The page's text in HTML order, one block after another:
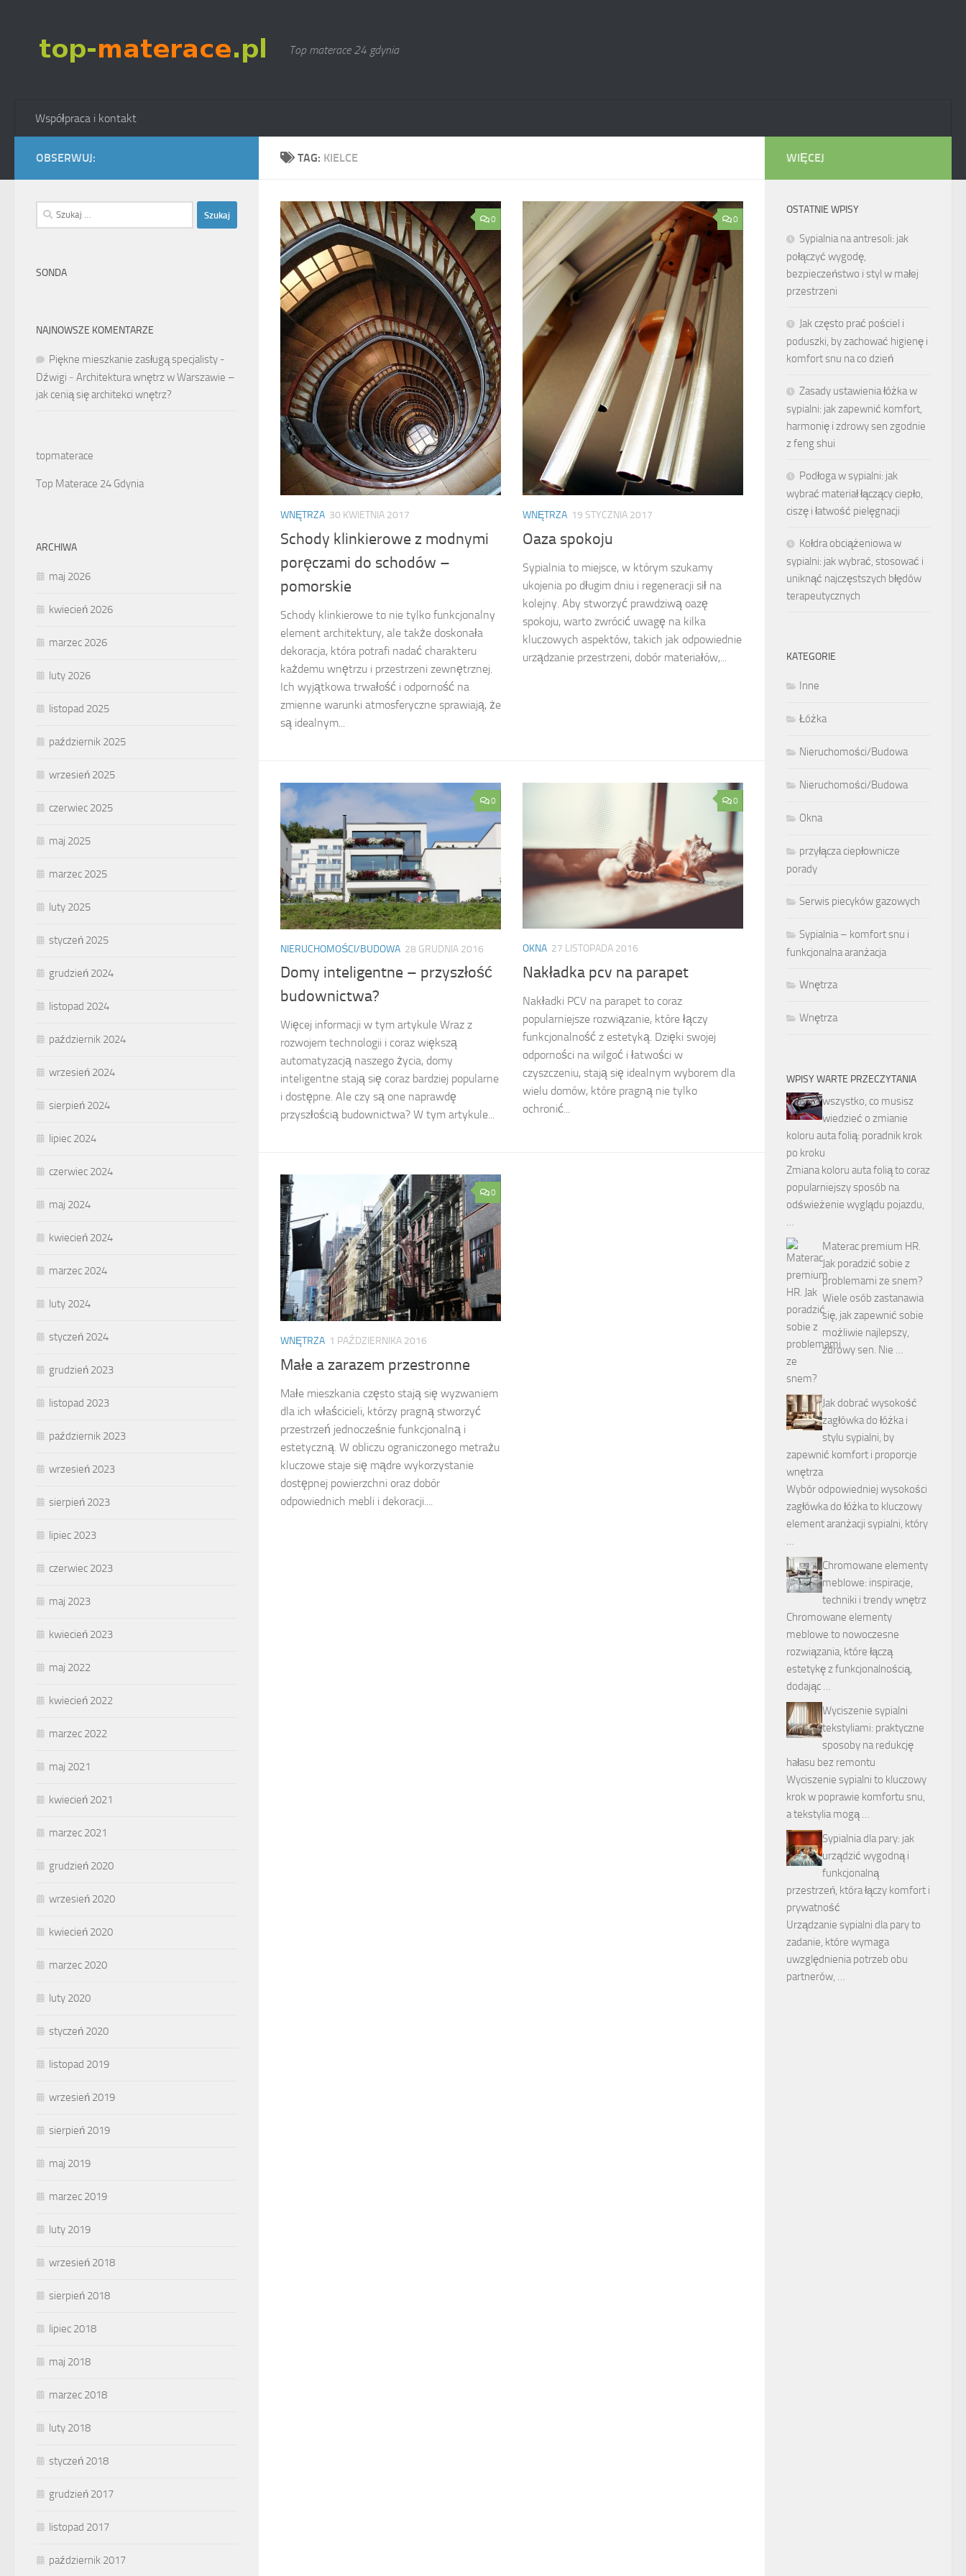
Top materace 24 gdynia
Współpraca i kontakt
TAG: KIELCE
0
WNĘTRZA 30 KWIETNIA 2017
Schody klinkierowe z modnymi
poręczami do schodów –
pomorskie
Schody klinkierowe to nie tylko funkcjonalny
element architektury, ale także doskonała
dekoracja, która potrafi nadać charakteru
każdemu wnętrzu i przestrzeni zewnętrznej.
Ich wyjątkowa trwałość i odporność na
zmienne warunki atmosferyczne sprawiają, że
są idealnym...
0
WNĘTRZA 19 STYCZNIA 2017
Oaza spokoju
Sypialnia to miejsce, w którym szukamy
ukojenia po długim dniu i regeneracji sił na
kolejny. Aby stworzyć prawdziwą oazę
spokoju, warto zwrócić uwagę na kilka
kluczowych aspektów, takich jak odpowiednie
urządzanie przestrzeni, dobór materiałów,...
0
NIERUCHOMOŚCI/BUDOWA 28 GRUDNIA 2016
Domy inteligentne – przyszłość
budownictwa?
Więcej informacji w tym artykule Wraz z
rozwojem technologii i coraz większą
automatyzacją naszego życia, domy
inteligentne stają się coraz bardziej popularne
i dostępne. Ale czy są one naprawdę
przyszłością budownictwa? W tym artykule...
0
OKNA 27 LISTOPADA 2016
Nakładka pcv na parapet
Nakładki PCV na parapet to coraz
popularniejsze rozwiązanie, które łączy
funkcjonalność z estetyką. Dzięki swojej
odporności na wilgoć i łatwości w
czyszczeniu, stają się idealnym wyborem dla
wielu domów, które pragną nie tylko
ochronić...
0
WNĘTRZA 1 PAŹDZIERNIKA 2016
Małe a zarazem przestronne
Małe mieszkania często stają się wyzwaniem
dla ich właścicieli, którzy pragną stworzyć
przestrzeń jednocześnie funkcjonalną i
estetyczną. W obliczu ograniczonego metrażu
kluczowe staje się mądre wykorzystanie
dostępnej powierzchni oraz dobór
odpowiednich mebli i dekoracji....
OBSERWUJ:
Szukaj:
SONDA
NAJNOWSZE KOMENTARZE
Piękne mieszkanie zasługą specjalisty -
Dźwigi - Architektura wnętrz w Warszawie –
jak cenią się architekci wnętrz?
topmaterace
Top Materace 24 Gdynia
ARCHIWA
maj 2026
kwiecień 2026
marzec 2026
luty 2026
listopad 2025
październik 2025
wrzesień 2025
czerwiec 2025
maj 2025
marzec 2025
luty 2025
styczeń 2025
grudzień 2024
listopad 2024
październik 2024
wrzesień 2024
sierpień 2024
lipiec 2024
czerwiec 2024
maj 2024
kwiecień 2024
marzec 2024
luty 2024
styczeń 2024
grudzień 2023
listopad 2023
październik 2023
wrzesień 2023
sierpień 2023
lipiec 2023
czerwiec 2023
maj 2023
kwiecień 2023
maj 2022
kwiecień 2022
marzec 2022
maj 2021
kwiecień 2021
marzec 2021
grudzień 2020
wrzesień 2020
kwiecień 2020
marzec 2020
luty 2020
styczeń 2020
listopad 2019
wrzesień 2019
sierpień 2019
maj 2019
marzec 2019
luty 2019
wrzesień 2018
sierpień 2018
lipiec 2018
maj 2018
marzec 2018
luty 2018
styczeń 2018
grudzień 2017
listopad 2017
październik 2017
WIĘCEJ
OSTATNIE WPISY
Sypialnia na antresoli: jak
połączyć wygodę,
bezpieczeństwo i styl w małej
przestrzeni
Jak często prać pościel i
poduszki, by zachować higienę i
komfort snu na co dzień
Zasady ustawienia łóżka w
sypialni: jak zapewnić komfort,
harmonię i zdrowy sen zgodnie
z feng shui
Podłoga w sypialni: jak
wybrać materiał łączący ciepło,
ciszę i łatwość pielęgnacji
Kołdra obciążeniowa w
sypialni: jak wybrać, stosować i
uniknąć najczęstszych błędów
terapeutycznych
KATEGORIE
Inne
Łóżka
Nieruchomości/Budowa
Nieruchomości/Budowa
Okna
przyłącza ciepłownicze
porady
Serwis piecyków gazowych
Sypialnia – komfort snu i
funkcjonalna aranżacja
Wnętrza
Wnętrza
WPISY WARTE PRZECZYTANIA
wszystko, co musisz
wiedzieć o zmianie
koloru auta folią: poradnik krok
po kroku
Zmiana koloru auta folią to coraz
popularniejszy sposób na
odświeżenie wyglądu pojazdu,
…
Materac premium HR.
Jak poradzić sobie z
problemami ze snem?
Wiele osób zastanawia
się, jak zapewnić sobie
możliwie najlepszy,
zdrowy sen. Nie …
Jak dobrać wysokość
zagłówka do łóżka i
stylu sypialni, by
zapewnić komfort i proporcje
wnętrza
Wybór odpowiedniej wysokości
zagłówka do łóżka to kluczowy
element aranżacji sypialni, który
…
Chromowane elementy
meblowe: inspiracje,
techniki i trendy wnętrz
Chromowane elementy
meblowe to nowoczesne
rozwiązania, które łączą
estetykę z funkcjonalnością,
dodając …
Wyciszenie sypialni
tekstyliami: praktyczne
sposoby na redukcję
hałasu bez remontu
Wyciszenie sypialni to kluczowy
krok w poprawie komfortu snu,
a tekstylia mogą …
Sypialnia dla pary: jak
urządzić wygodną i
funkcjonalną
przestrzeń, która łączy komfort i
prywatność
Urządzanie sypialni dla pary to
zadanie, które wymaga
uwzględnienia potrzeb obu
partnerów, …